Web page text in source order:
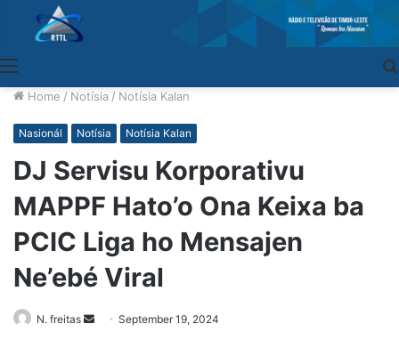
Home / Notísia / Notísia Kalan
Nasionál Notísia Notísia Kalan
DJ Servisu Korporativu
MAPPF Hato’o Ona Keixa ba
PCIC Liga ho Mensajen
Ne’ebé Viral
N. freitas
SendSeptember 19, 2024